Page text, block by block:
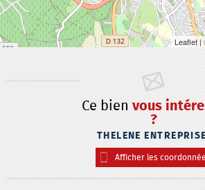
Leaflet|
Ce bien vous
?
THELENE
Afficher les